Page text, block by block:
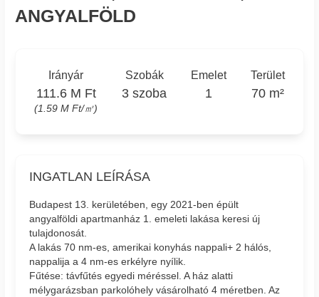
ANGYALFÖLD
Irányár
111.6 M Ft
(1.59 M Ft/㎡)
Szobák
3 szoba
Emelet
1
Terület
70 m²
INGATLAN LEÍRÁSA
Budapest 13. kerületében, egy 2021-ben épült
angyalföldi apartmanház 1. emeleti lakása keresi új
tulajdonosát.
A lakás 70 nm-es, amerikai konyhás nappali+ 2 hálós,
nappalija a 4 nm-es erkélyre nyílik.
Fűtése: távfűtés egyedi méréssel. A ház alatti
mélygarázsban parkolóhely vásárolható 4 méretben. Az